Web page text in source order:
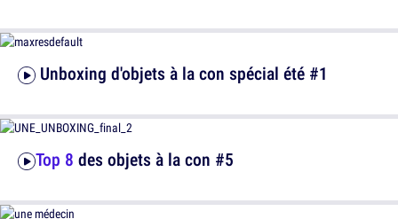
Top 8 des objets à la con #5
Unboxing d'objets à la con spécial été #1